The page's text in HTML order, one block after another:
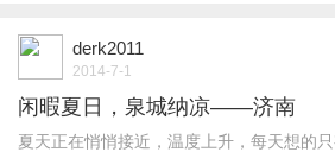
derk2011
2014-7-1
闲暇夏日，泉城纳凉——济南
夏天正在悄悄接近，温度上升，每天想的